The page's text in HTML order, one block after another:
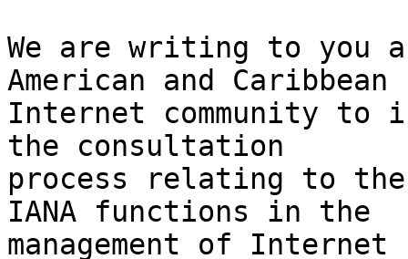
We are writing to you
American and Caribbean
Internet community
the consultation
process relating to
IANA functions in the
management of